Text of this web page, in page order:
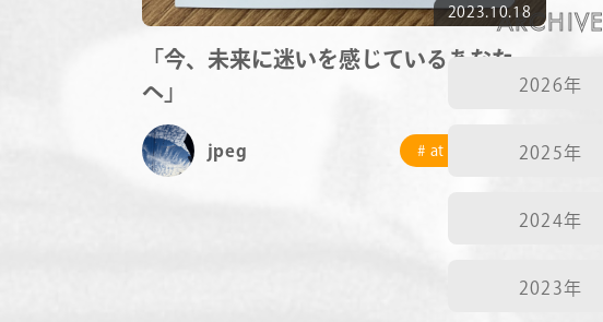
2023.10.18
「今、未来に迷いを感じているあなた
へ」
jpeg # at CORETECH
ARCHIVE
2026年
2025年
2024年
2023年